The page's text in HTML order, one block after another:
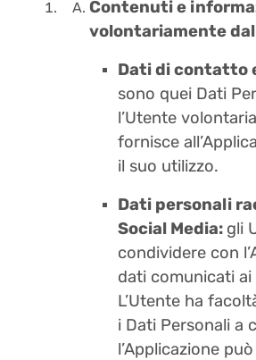
Contenuti e
volontariamente
Dati di contatto
sono quei Dati
l’Utente
fornisce
il suo utilizzo.
Dati personali
Social Media: gli
condividere con
dati comunicati ai
L’Utente ha
i Dati Personali a
l’Applicazione